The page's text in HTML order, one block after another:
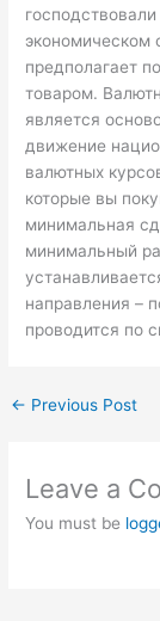
экономическом
предполагает
товаром.
является
движение
валютных
которые вы
минимальная
минимальный
направления –
проводится по
← Previous Post
Leave a
You must be